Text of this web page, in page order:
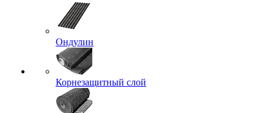
Ондулин
Корнезащитный слой